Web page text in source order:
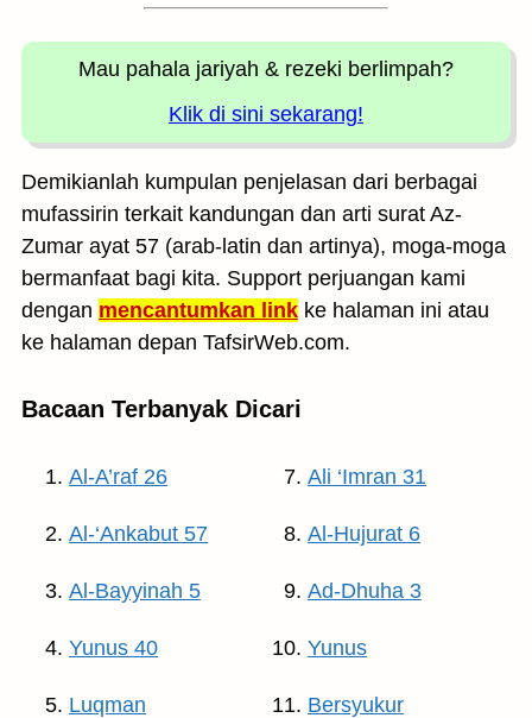
Mau pahala jariyah & rezeki berlimpah?
Klik di sini sekarang!
Demikianlah kumpulan penjelasan dari berbagai
mufassirin terkait kandungan dan arti surat Az-
Zumar ayat 57 (arab-latin dan artinya), moga-moga
bermanfaat bagi kita. Support perjuangan kami
dengan mencantumkan link ke halaman ini atau
ke halaman depan TafsirWeb.com.
Bacaan Terbanyak Dicari
Al-A’raf 26
Al-‘Ankabut 57
Al-Bayyinah 5
Yunus 40
Luqman
Ali ‘Imran 31
Al-Hujurat 6
Ad-Dhuha 3
Yunus
Bersyukur